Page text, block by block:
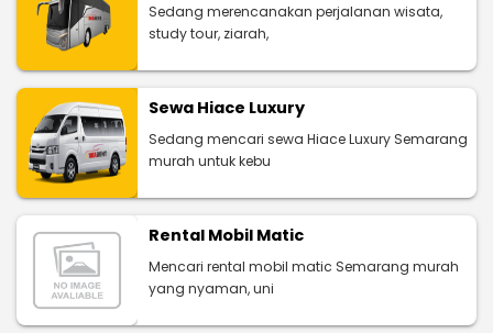
Sedang merencanakan perjalanan wisata,
study tour, ziarah,
Sewa Hiace Luxury
Sedang mencari sewa Hiace Luxury Semarang
murah untuk kebu
Rental Mobil Matic
Mencari rental mobil matic Semarang murah
yang nyaman, uni